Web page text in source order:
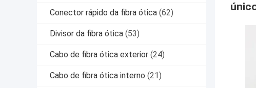
Conector rápido da fibra ótica (62)
Divisor da fibra ótica (53)
Cabo de fibra ótica exterior (24)
Cabo de fibra ótica interno (21)